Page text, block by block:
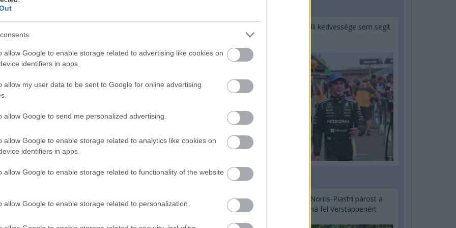
allow Google to enable storage related to advertising like cookies on
identifiers in apps.
allow my user data to be sent to Google for online advertising
allow Google to send me personalized advertising.
allow Google to enable storage related to analytics like cookies on
identifiers in apps.
allow Google to enable storage related to functionality of the website
allow Google to enable storage related to personalization.
lesz a #8-as autónak – mindjárt látjuk, hogy mennyi.
közben újabb 3:19,9-es kört dobott oda. Az utolsó utáni
kereket cserélték le. Sok furcsaság miatt buktak már
így most 15 másodperccel vezet a #7-es. De
Még így is szoros lehet a vége...
defektjénél nem a megfelelő kereket cserélték le a
még egyszer... Időt akartak spórolni, hiszen egy teljes
mint egy szimpla csere – ezen mehet el a
idő óta először megy 3:20 alá egy Toyota, miközben
Montoya szerint Antonelli kedvessége sem segít
Russellen
2 napja
Hakkinen megtartaná a Norris-Piastri párost a
McLarennél, nem borítaná fel Verstappenért